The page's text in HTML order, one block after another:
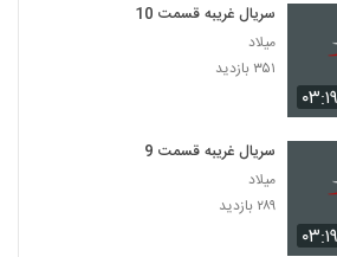
۰۳:۱۹
سریال غریبه قسمت 10
میلاد
۳۵۱ بازدید
۰۳:۱۹
سریال غریبه قسمت 9
میلاد
۲۸۹ بازدید